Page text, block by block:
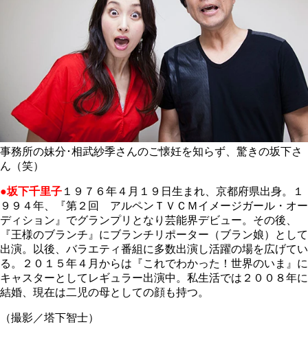
事務所の妹分･相武紗季さんのご懐妊を知らず、驚きの坂下さ
ん（笑）
●坂下千里子 １９７６年４月１９日生まれ、京都府県出身。１
９９４年、『第２回 アルペンＴＶＣＭイメージガール・オー
ディション』でグランプリとなり芸能界デビュー。その後、
『王様のブランチ』にブランチリポーター（ブラン娘）として
出演。以後、バラエティ番組に多数出演し活躍の場を広げてい
る。２０１５年４月からは『これでわかった！世界のいま』に
キャスターとしてレギュラー出演中。私生活では２００８年に
結婚、現在は二児の母としての顔も持つ。
（撮影／塔下智士）